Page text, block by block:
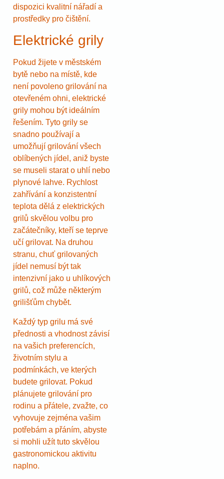
dispozici kvalitní nářadí a
prostředky pro čištění.
Elektrické grily
Pokud žijete v městském
bytě nebo na místě, kde
není povoleno grilování na
otevřeném ohni, elektrické
grily mohou být ideálním
řešením. Tyto grily se
snadno používají a
umožňují grilování všech
oblíbených jídel, aniž byste
se museli starat o uhlí nebo
plynové lahve. Rychlost
zahřívání a konzistentní
teplota dělá z elektrických
grilů skvělou volbu pro
začátečníky, kteří se teprve
učí grilovat. Na druhou
stranu, chuť grilovaných
jídel nemusí být tak
intenzivní jako u uhlíkových
grilů, což může některým
grilišťům chybět.
Každý typ grilu má své
přednosti a vhodnost závisí
na vašich preferencích,
životním stylu a
podmínkách, ve kterých
budete grilovat. Pokud
plánujete grilování pro
rodinu a přátele, zvažte, co
vyhovuje zejména vašim
potřebám a přáním, abyste
si mohli užít tuto skvělou
gastronomickou aktivitu
naplno.